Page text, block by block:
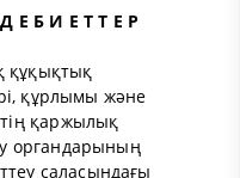
Е Б И Е Т Т Е Р
құқықтық
құрлымы және
қаржылық
органдарының
саласындағы